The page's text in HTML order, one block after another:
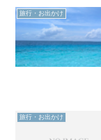
旅行・お出かけ
旅行・お出かけ